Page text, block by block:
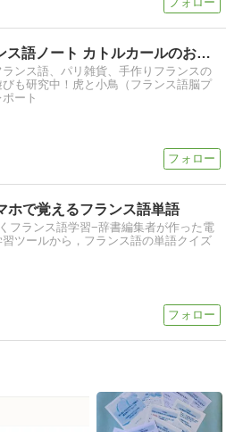
小さなフランス語ノート カトルカールのおうちアトリエ
ンス語、パリ雑貨、手作りフランスの
も研究中！虎と小鳥（フランス語脳プ
ート
ホで覚えるフランス語単語
フランス語学習−辞書編集者が作った電
ツールから，フランス語の単語クイズ